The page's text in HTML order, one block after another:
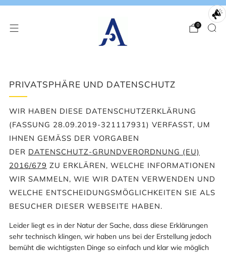
0
PRIVATSPHÄRE UND DATENSCHUTZ
WIR HABEN DIESE DATENSCHUTZERKLÄRUNG
(FASSUNG 28.09.2019-321117931) VERFASST, UM
IHNEN GEMÄSS DER VORGABEN D
ER DATENSCHUTZ-GRUNDVERORDNUNG (EU)
2016/679 ZU ERKLÄREN, WELCHE INFORMATIONEN
WIR SAMMELN, WIE WIR DATEN VERWENDEN UND
WELCHE ENTSCHEIDUNGSMÖGLICHKEITEN SIE ALS
BESUCHER DIESER WEBSEITE HABEN.
Leider liegt es in der Natur der Sache, dass diese Erklärungen
sehr technisch klingen, wir haben uns bei der Erstellung jedoch
bemüht die wichtigsten Dinge so einfach und klar wie möglich